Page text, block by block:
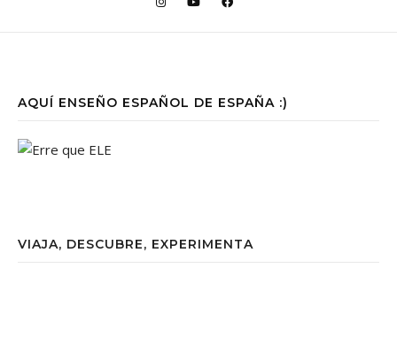
AQUÍ ENSEÑO ESPAÑOL DE ESPAÑA :)
VIAJA, DESCUBRE, EXPERIMENTA